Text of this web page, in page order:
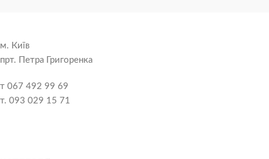
м. Київ
прт. Петра Григоренка
т 067 492 99 69
т. 093 029 15 71